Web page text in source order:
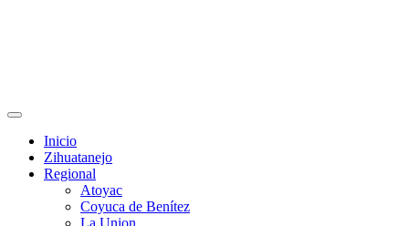
Primary
Inicio
Zihuatanejo
Regional
Atoyac
Coyuca de Benítez
La Union